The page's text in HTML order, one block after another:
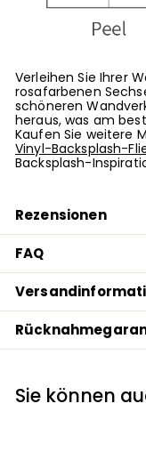
Verleihen Sie Ihrer
rosafarbenen
schöneren
heraus, was am
Kaufen Sie weitere
Vinyl-Backsplash-
Backsplash-
Rezensionen
FAQ
Sie können